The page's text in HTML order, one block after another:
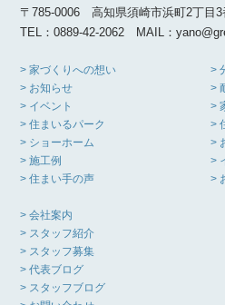
〒785-0006 高知県須崎市浜町2丁目3
TEL：0889-42-2062 MAIL：
> 家づくりへの想い
> お知らせ
> イベント
> 住まいるパーク
> ショーホーム
> 施工例
> 住まい手の声
>
>
>
>
>
>
>
> 会社案内
> スタッフ紹介
> スタッフ募集
> 代表ブログ
> スタッフブログ